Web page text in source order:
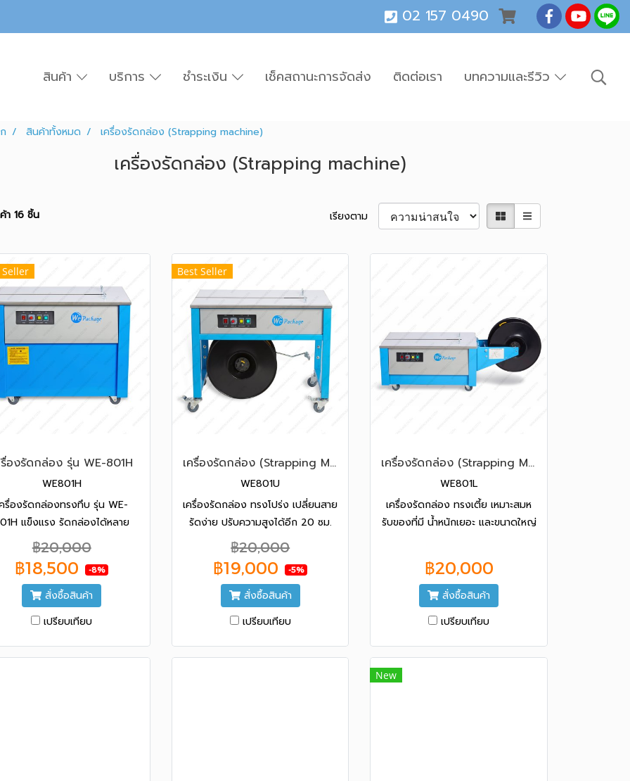
02 157 0490
สินค้า บริการ ชำระเงิน เช็คสถานะการจัดส่ง ติดต่อเรา บทความและรีวิว
สินค้าทั้งหมด เครื่องรัดกล่อง (Strapping machine)
เครื่องรัดกล่อง (Strapping machine)
16 ชิ้น เรียงตาม
รื่องรัดกล่อง รุ่น WE-801H
WE801H
รื่องรัดกล่องทรงทึบ รุ่น WE-
แข็งแรง รัดกล่องได้หลาย
ด รัดเร็ว และปรับความแน่นได้
หลายระดับ
฿20,000
฿18,500 -8%
สั่งซื้อสินค้า
เปรียบเทียบ
Best Seller
เครื่องรัดกล่อง (Strapping Machine) รุ่น WE-801H
WE801U
เครื่องรัดกล่อง ทรงโปร่ง เปลี่ยนสาย
รัดง่าย ปรับความสูงได้อีก 20 ซม.
กันหนู แข็งแรงทนทาน ได้รับ
มาตรฐาน CE รับประกัน 1 ปี ฟรี
ค่าแรง ฟรีค่าอะไหล่
฿20,000
฿19,000 -5%
สั่งซื้อสินค้า
เปรียบเทียบ
เครื่องรัดกล่อง (Strapping Machine) รุ่น WE-801L
WE801L
เครื่องรัดกล่อง ทรงเตี้ย เหมาะสมห
รับของที่มี น้ำหนักเยอะ และขนาดใหญ่
CE รับประกัน 1 ปี ฟรีค่าแรง ฟรีค่า
อะไหล่
฿20,000
สั่งซื้อสินค้า
เปรียบเทียบ
New